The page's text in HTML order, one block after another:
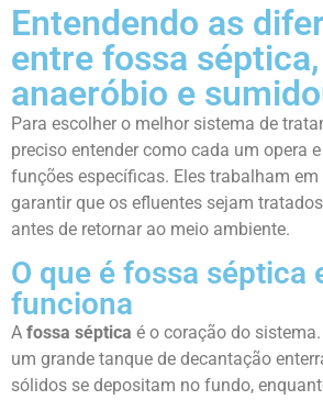
Entendendo as
entre fossa
anaeróbio e
Para escolher o melhor sistema de
preciso entender como cada um opera
funções específicas. Eles trabalham
garantir que os efluentes sejam
antes de retornar ao meio ambiente.
O que é fossa séptica
funciona
A fossa séptica é o coração do
um grande tanque de decantação
sólidos se depositam no fundo,